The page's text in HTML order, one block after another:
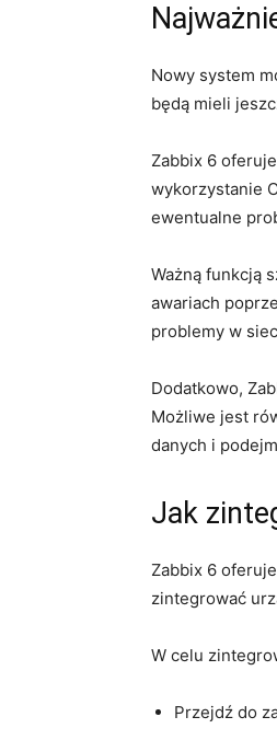
Nowy⁤ system
będą mieli
Zabbix 6
wykorzystanie
ewentualne
Ważną funkcją
awariach
problemy w
Dodatkowo,
Możliwe jest
danych ⁢i
Jak
Zabbix 6
zintegrować
W celu
Przejdź do